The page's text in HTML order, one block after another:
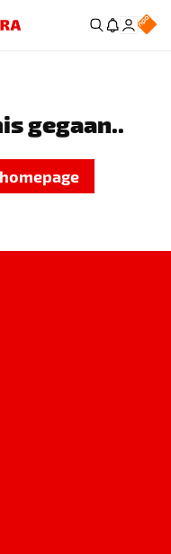
gegaan..